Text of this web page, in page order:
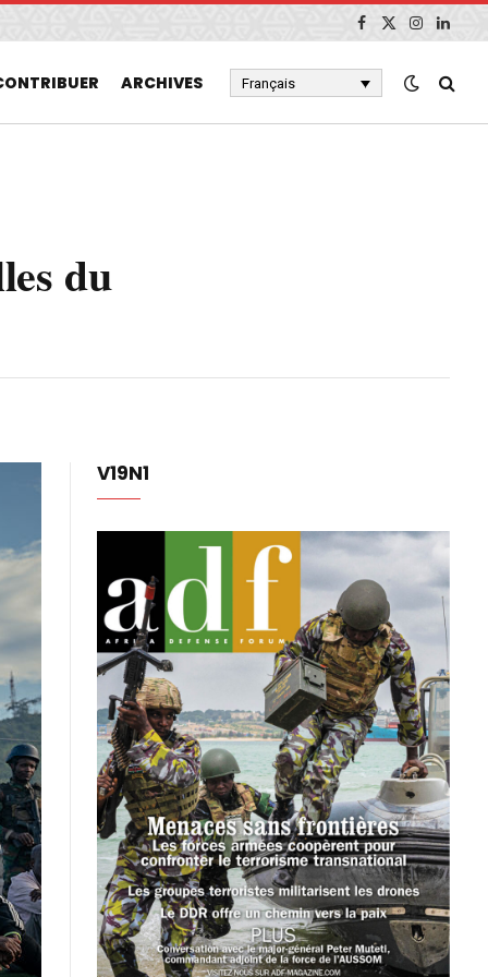
Facebook
X
Instagram
ARCHIVES Français
du
V19N1